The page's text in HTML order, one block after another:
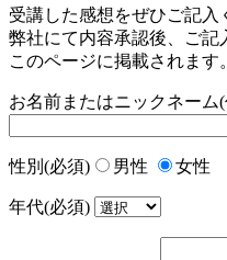
受講した感想をぜひご記入
弊社にて内容承認後、ご
このページに掲載されます。
お名前またはニックネーム
性別(必須) 男性 女性
年代(必須)